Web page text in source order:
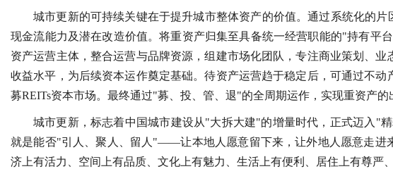
城市更新的可持续关键在于提升城市整体资产的价值。通过系统化的
现金流能力及潜在改造价值。将重资产归集至具备统一经营职能的"持有平
资产运营主体，整合运营与品牌资源，组建市场化团队，专注商业策划、
收益水平，为后续资本运作奠定基础。待资产运营趋于稳定后，可通过不
募REITs资本市场。最终通过"募、投、管、退"的全周期运作，实现重资产的
城市更新，标志着中国城市建设从"大拆大建"的增量时代，正式迈入"
就是能否"引人、聚人、留人"——让本地人愿意留下来，让外地人愿意走进
济上有活力、空间上有品质、文化上有魅力、生活上有便利、居住上有尊严